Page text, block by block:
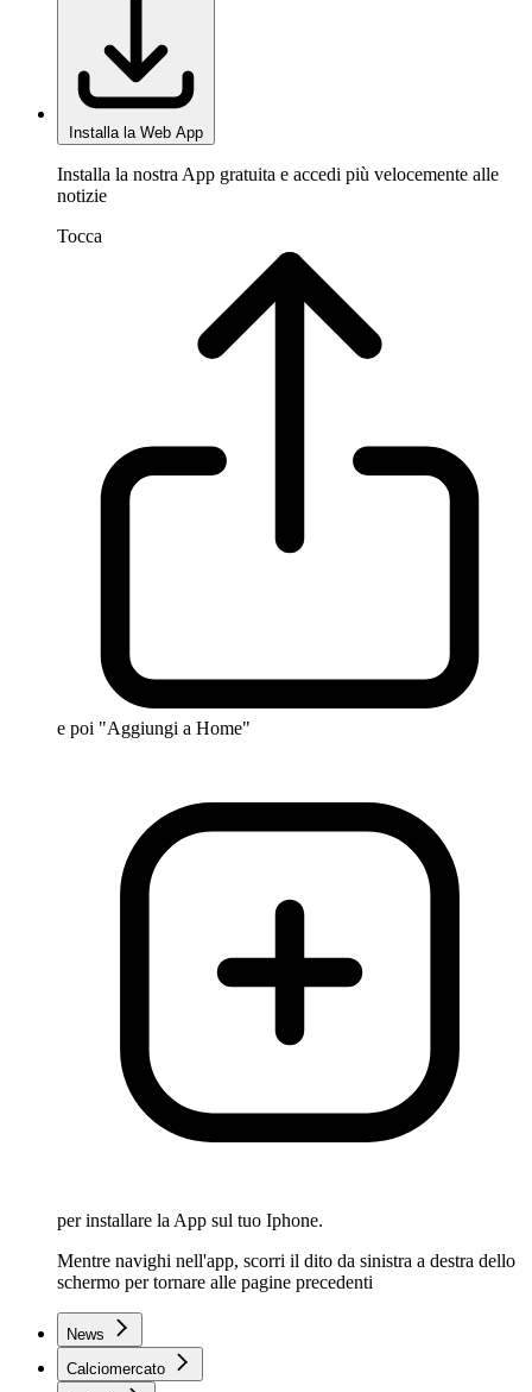
Installa la Web App
Installa la nostra App gratuita e accedi più velocemente alle
notizie
Tocca
e poi "Aggiungi a Home"
per installare la App sul tuo Iphone.
Mentre navighi nell'app, scorri il dito da sinistra a destra dello
schermo per tornare alle pagine precedenti
News
Calciomercato